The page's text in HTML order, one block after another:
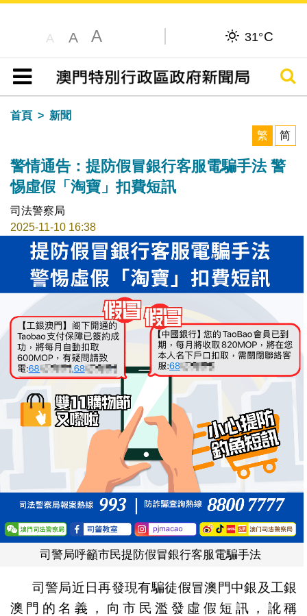
A A A 31°C
目錄
搜尋
首頁
新聞
繁
简
警情通告：提防假冒銀行客服電騙手法 警
惕虛假「淘寶」扣費短訊
司法警察局
2025-11-10 16:38
司警局呼籲市民提防假冒銀行客服電騙手法
司警局近日再發現有騙徒假冒澳門中銀及工銀
澳門的名義，向市民濫發虛假短訊，訛稱